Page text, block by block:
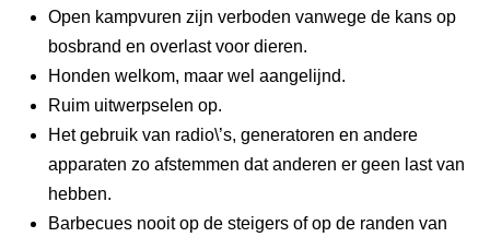
Open kampvuren zijn verboden vanwege de kans op
bosbrand en overlast voor dieren.
Honden welkom, maar wel aangelijnd.
Ruim uitwerpselen op.
Het gebruik van radio\’s, generatoren en andere
apparaten zo afstemmen dat anderen er geen last van
hebben.
Barbecues nooit op de steigers of op de randen van